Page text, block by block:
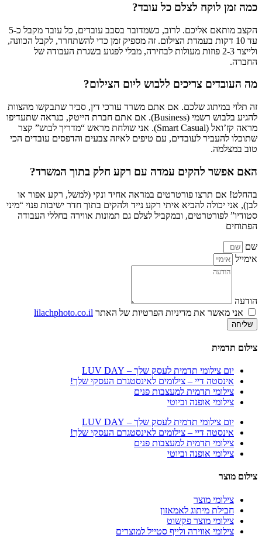
כמה זמן לוקח לצלם כל עובד?
הקצב מותאם אליכם. לרוב, כשמדובר בסבב עובדים, כל עובד מקבל כ-5
עד 10 דקות בעמדת הצילום. זה מספיק זמן כדי להשתחרר, לקבל הכוונה,
ולייצר 2-3 פוזות מעולות לבחירה, מבלי לפגוע בשגרת העבודה של
החברה.
מה העובדים צריכים ללבוש ליום הצילום?
זה תלוי במיתוג שלכם. אם אתם משרד עורכי דין, סביר שתבקשו מהצוות
להגיע בלבוש רשמי (Business). אם אתם חברת הייטק, כנראה שתעדיפו
מראה קז’ואל (Smart Casual). אני שולחת מראש “מדריך לבוש” קצר
שתוכלו להעביר לעובדים, עם טיפים לאיזה צבעים והדפסים עובדים הכי
טוב במצלמה.
האם אפשר להקים עמדה עם רקע חלק בתוך המשרד?
בהחלט! אם תרצו פורטרטים במראה אחיד ונקי (למשל, רקע אפור או
לבן), אני יכולה להביא איתי רקע נייד ולהקים בתוך חדר ישיבות פנוי “מיני
סטודיו” לפורטרטים, ובמקביל לצלם גם תמונות אווירה בחללי העבודה
הפתוחים
שם
אימייל
הודעה
אני מאשר את מדיניות הפרטיות של האתר lilachphoto.co.il
שליחה
צילום תדמית
יום צילומי תדמית לעסק שלך – LUV DAY
אינסטה דיי – צילומים לאינסטגרם העסקי שלך!
צילומי תדמית למעצבות פנים
צילומי אופנה וביוטי
יום צילומי תדמית לעסק שלך – LUV DAY
אינסטה דיי – צילומים לאינסטגרם העסקי שלך!
צילומי תדמית למעצבות פנים
צילומי אופנה וביוטי
צילום מוצר
צילומי מוצר
חבילת מיתוג לאמאזון‎
צילומי מוצר פקשוט
צילומי אווירה ולייף סטייל למוצרים